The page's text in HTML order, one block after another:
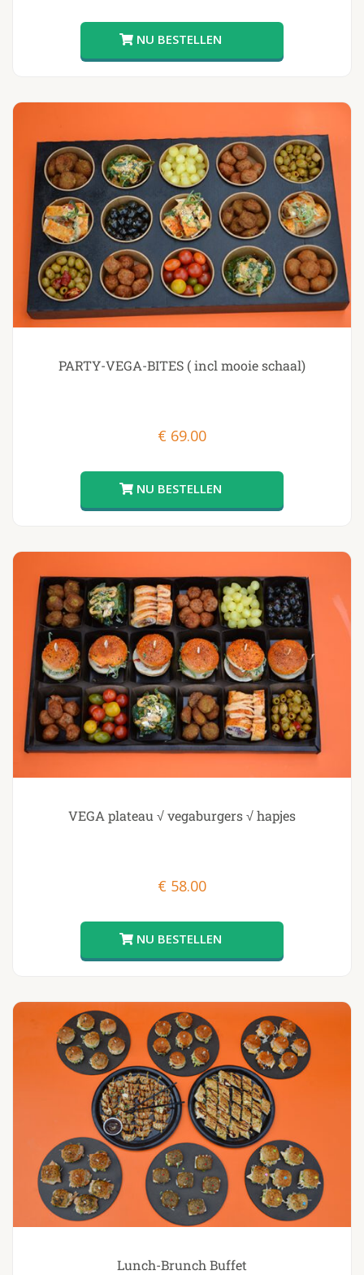
PARTY-VEGA-BITES ( incl mooie schaal)
€ 69.00
VEGA plateau √ vegaburgers √ hapjes
€ 58.00
Lunch-Brunch Buffet